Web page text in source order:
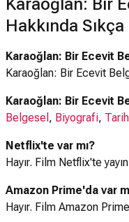
Karaoğlan: Bir
Hakkında
Karaoğlan: Bir Ecevit
Karaoğlan: Bir Ecevit
Karaoğlan: Bir Ecevit
Belgesel , Biyografi, Tarih
Netflix'te var mı?
Hayır. Film Netflix'te
Amazon Prime'da var
Hayır. Film Amazon